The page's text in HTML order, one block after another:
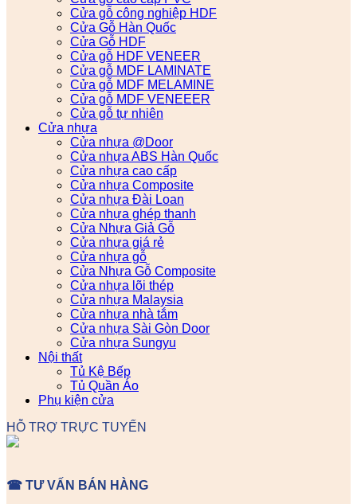
Cửa gỗ công nghiệp HDF
Cửa Gỗ Hàn Quốc
Cửa Gỗ HDF
Cửa gỗ HDF VENEER
Cửa gỗ MDF LAMINATE
Cửa gỗ MDF MELAMINE
Cửa gỗ MDF VENEEER
Cửa gỗ tự nhiên
Cửa nhựa
Cửa nhựa @Door
Cửa nhựa ABS Hàn Quốc
Cửa nhựa cao cấp
Cửa nhựa Composite
Cửa nhựa Đài Loan
Cửa nhựa ghép thanh
Cửa Nhựa Giả Gỗ
Cửa nhựa giá rẻ
Cửa nhựa gỗ
Cửa Nhựa Gỗ Composite
Cửa nhựa lõi thép
Cửa nhựa Malaysia
Cửa nhựa nhà tắm
Cửa nhựa Sài Gòn Door
Cửa nhựa Sungyu
Nội thất
Tủ Kệ Bếp
Tủ Quần Áo
Phụ kiện cửa
HỖ TRỢ TRỰC TUYẾN
☎ TƯ VẤN BÁN HÀNG